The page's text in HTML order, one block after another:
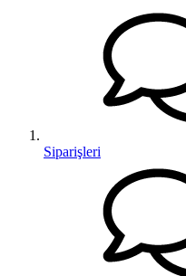
Siparişleri